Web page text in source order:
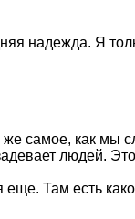
надежда. Я
самое, как мы
людей.
Там есть